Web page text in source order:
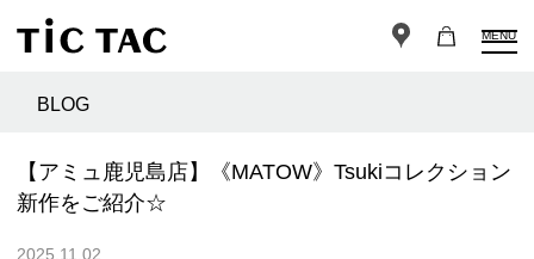
MENU
BLOG
【アミュ鹿児島店】《MATOW》Tsukiコレクション
新作をご紹介☆
2025.11.02